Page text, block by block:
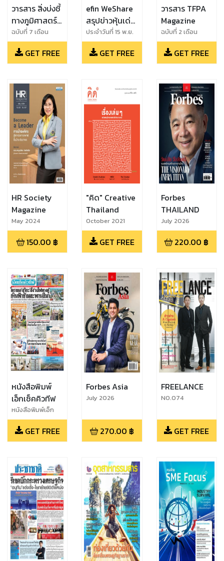
วารสาร สิ่งบ่งชี้
ทางภูมิศาสตร์
ไทย
ฉบับที่ 7 เดือน
เมษายน 2567
GET FREE
efin WeShare
สรุปข่าวหุ้นเด่น
รายวัน
ประจำวันที่ 15 พ.ย.
2561
GET FREE
วารสาร TFPA
Magazine
ฉบับที่ 2 เดือน
มิถุนายน 2567
GET FREE
HR Society
Magazine
May 2024
150.00 ฿
"คิด" Creative
Thailand
October 2021
GET FREE
Forbes
THAILAND
July 2026
220.00 ฿
หนังสือพิมพ์
เอ็กเซ็คคิวทีฟ
หนังสือพิมพ์เอ็ก
เซ็คคิวทีฟ ฉบับที่
420 วันที่ 20
มิถุนายน - 20
GET FREE
Forbes Asia
July 2026
270.00 ฿
FREELANCE
NO.074
GET FREE